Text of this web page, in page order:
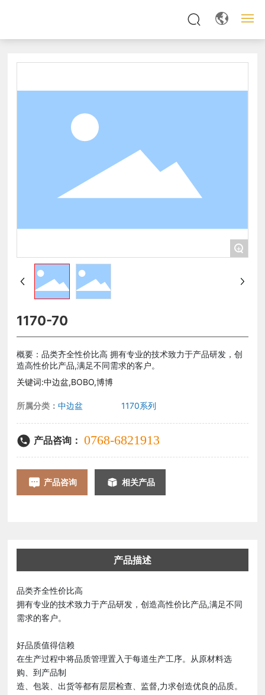
+
1170-70
概要：品类齐全性价比高 拥有专业的技术致力于产品研发，创
造高性价比产品,满足不同需求的客户。
关键词:中边盆,BOBO,博博
所属分类：中边盆 1170系列
产品咨询： 0768-6821913
产品咨询 相关产品
产品描述
品类齐全性价比高
拥有专业的技术致力于产品研发，创造高性价比产品,满足不同
需求的客户。
好品质值得信赖
在生产过程中将品质管理置入于每道生产工序。从原材料选
购、到产品制
造、包装、出货等都有层层检查、监督,力求创造优良的品质。